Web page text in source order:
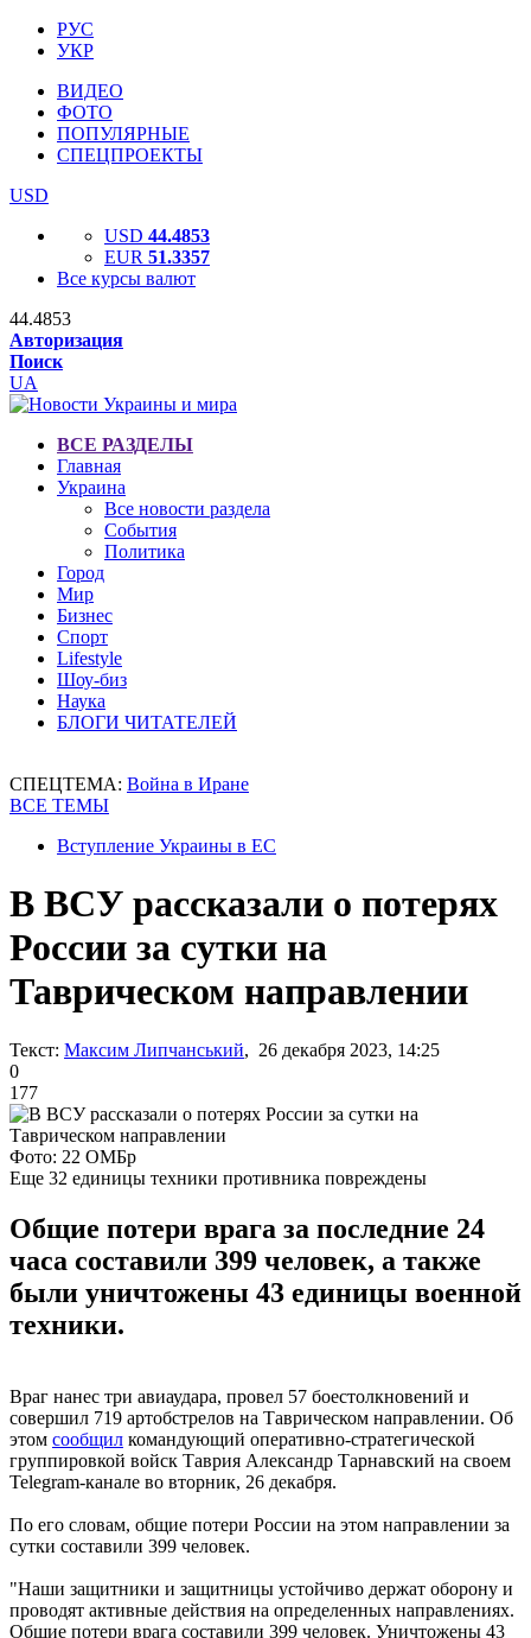
РУС
УКР
ВИДЕО
ФОТО
ПОПУЛЯРНЫЕ
СПЕЦПРОЕКТЫ
USD
USD 44.4853
EUR 51.3357
Все курсы валют
44.4853
Авторизация
Поиск
UA
ВСЕ РАЗДЕЛЫ
Главная
Украина
Все новости раздела
События
Политика
Город
Мир
Бизнес
Спорт
Lifestyle
Шоу-биз
Наука
БЛОГИ ЧИТАТЕЛЕЙ
СПЕЦТЕМА: Война в Иране
ВСЕ ТЕМЫ
Вступление Украины в ЕС
В ВСУ рассказали о потерях
России за сутки на
Таврическом направлении
Текст: Максим Липчанський, 26 декабря 2023, 14:25
0
177
Фото: 22 ОМБр
Еще 32 единицы техники противника повреждены
Общие потери врага за последние 24
часа составили 399 человек, а также
были уничтожены 43 единицы военной
техники.
Враг нанес три авиаудара, провел 57 боестолкновений и
совершил 719 артобстрелов на Таврическом направлении. Об
этом сообщил командующий оперативно-стратегической
группировкой войск Таврия Александр Тарнавский на своем
Telegram-канале во вторник, 26 декабря.
По его словам, общие потери России на этом направлении за
сутки составили 399 человек.
"Наши защитники и защитницы устойчиво держат оборону и
проводят активные действия на определенных направлениях.
Общие потери врага составили 399 человек. Уничтожены 43